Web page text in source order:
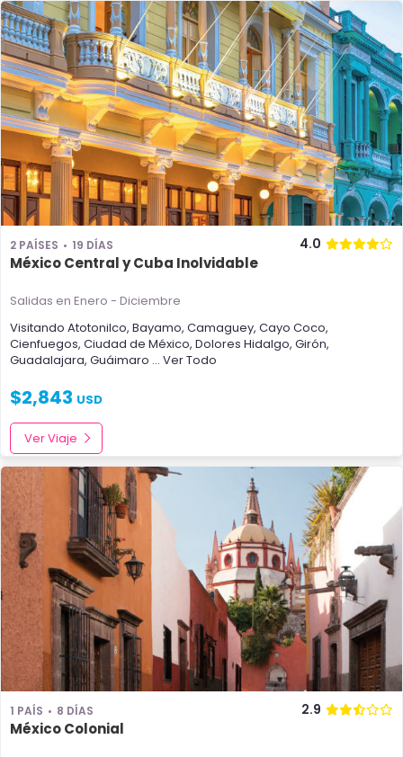
2 PAÍSES 19 DÍAS 4.0
México Central y Cuba Inolvidable
Salidas en Enero - Diciembre
Visitando Atotonilco, Bayamo, Camaguey, Cayo Coco,
Cienfuegos, Ciudad de México, Dolores Hidalgo, Girón,
Guadalajara, Guáimaro ... Ver Todo
$2,843 USD
Ver Viaje
1 PAÍS 8 DÍAS 2.9
México Colonial